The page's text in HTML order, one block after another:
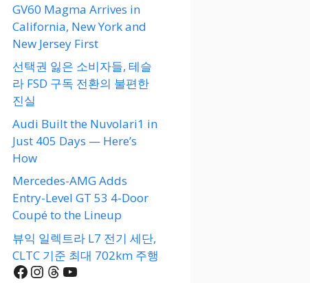
GV60 Magma Arrives in
California, New York and
New Jersey First
선택권 잃은 소비자들, 테슬
라 FSD 구독 전환의 불편한
진실
Audi Built the Nuvolari1 in
Just 405 Days — Here’s
How
Mercedes-AMG Adds
Entry-Level GT 53 4-Door
Coupé to the Lineup
뷰익 일렉트라 L7 전기 세단,
CLTC 기준 최대 702km 주행
Facebook
Instagram
Threads
YouTube